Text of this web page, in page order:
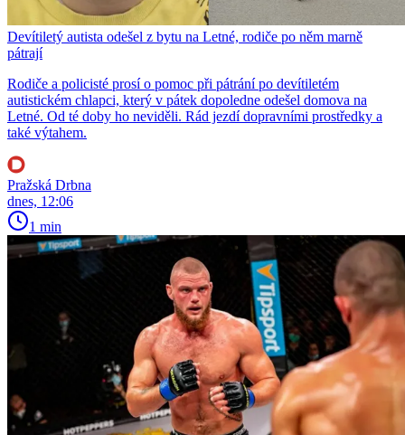
Devítiletý autista odešel z bytu na Letné, rodiče po něm marně
pátrají
Rodiče a policisté prosí o pomoc při pátrání po devítiletém
autistickém chlapci, který v pátek dopoledne odešel domova na
Letné. Od té doby ho neviděli. Rád jezdí dopravními prostředky a
také výtahem.
Pražská Drbna
dnes, 12:06
1 min